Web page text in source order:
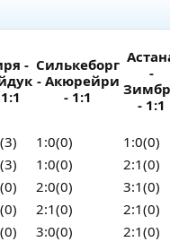
- Силькеборг
- Акюрейри
- 1:1
-
- 1:1
1:0(0)
1:0(0)
1:0(0)
2:1(0)
2:0(0)
3:1(0)
2:1(0)
2:1(0)
3:0(0)
2:1(0)